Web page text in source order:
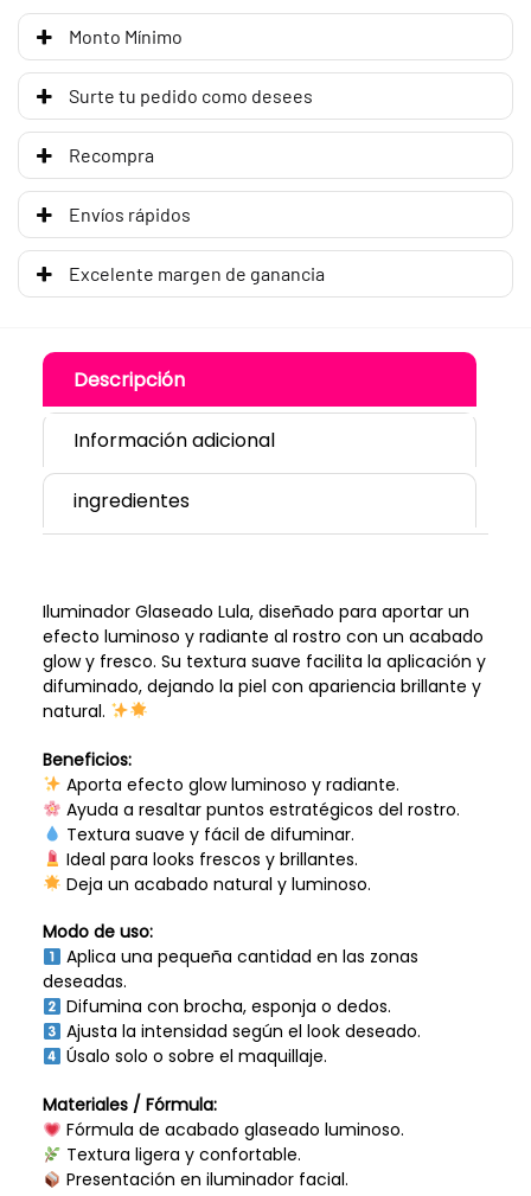
Monto Mínimo
Surte tu pedido como desees
Recompra
Envíos rápidos
Excelente margen de ganancia
Descripción
Información adicional
ingredientes
Iluminador Glaseado Lula, diseñado para aportar un
efecto luminoso y radiante al rostro con un acabado
glow y fresco. Su textura suave facilita la aplicación y
difuminado, dejando la piel con apariencia brillante y
natural.
Beneficios:
Aporta efecto glow luminoso y radiante.
Ayuda a resaltar puntos estratégicos del rostro.
Textura suave y fácil de difuminar.
Ideal para looks frescos y brillantes.
Deja un acabado natural y luminoso.
Modo de uso:
Aplica una pequeña cantidad en las zonas
deseadas.
Difumina con brocha, esponja o dedos.
Ajusta la intensidad según el look deseado.
Úsalo solo o sobre el maquillaje.
Materiales / Fórmula:
Fórmula de acabado glaseado luminoso.
Textura ligera y confortable.
Presentación en iluminador facial.